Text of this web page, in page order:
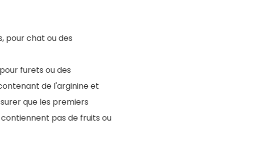
pour chat ou des
furets ou des
de l'arginine et
que les premiers
pas de fruits ou